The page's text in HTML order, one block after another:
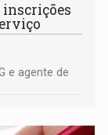
inscrições
e agente de